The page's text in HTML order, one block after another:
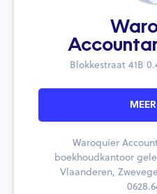
Blokkestraat 41B
Waroquier
boekhoudkantoor
Vlaanderen,